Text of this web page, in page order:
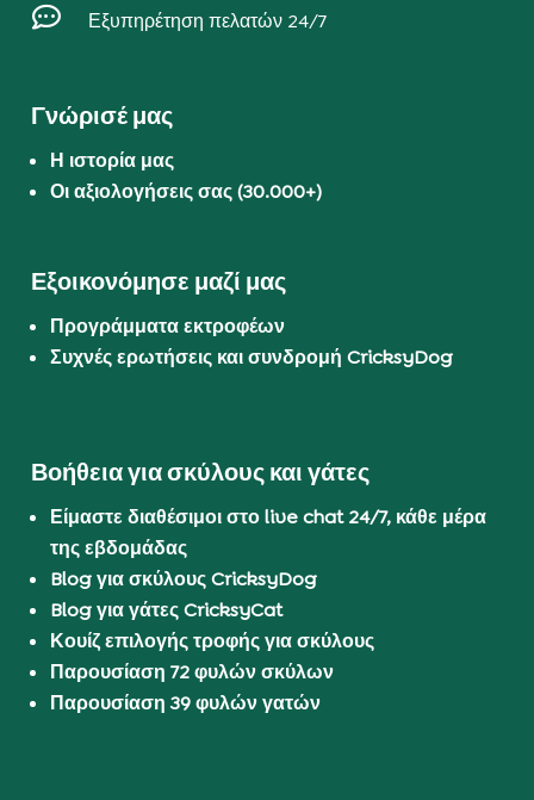
 Εξυπηρέτηση πελατών 24/7
Γνώρισέ μας
Η ιστορία μας
Οι αξιολογήσεις σας (30.000+)
Εξοικονόμησε μαζί μας
Προγράμματα εκτροφέων
Συχνές ερωτήσεις και συνδρομή CricksyDog
Βοήθεια για σκύλους και γάτες
Είμαστε διαθέσιμοι στο live chat 24/7, κάθε μέρα
της εβδομάδας
Blog για σκύλους CricksyDog
Blog για γάτες CricksyCat
Κουίζ επιλογής τροφής για σκύλους
Παρουσίαση 72 φυλών σκύλων
Παρουσίαση 39 φυλών γατών